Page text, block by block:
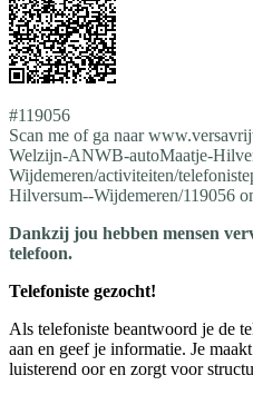
#119056
Scan me of ga naar
Welzijn-ANWB-autoMaatje-
Wijdemeren/activiteiten/
Hilversum--Wijdemeren/119056
Dankzij jou hebben mensen
telefoon.
Telefoniste gezocht!
Als telefoniste beantwoord je de
aan en geef je informatie. Je
luisterend oor en zorgt voor